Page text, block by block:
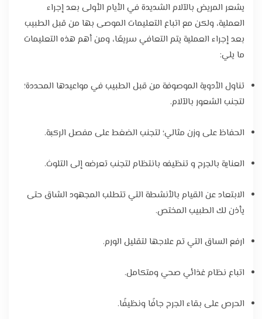
يشعر المريض بالآلام الشديدة في الأيام الأولى بعد إجراء
العملية، ولكن مع اتباع التعليمات الموصى بها من قبل الطبيب
بعد إجراء العملية يتم التعافي سريعًا، ومن أهم هذه التعليمات
ما يلي:
تناول الأدوية الموصوفة من قبل الطبيب في مواعيدها المحددة؛
لتجنب الشعور بالآلام.
الحفاظ على وزن مثالي؛ لتجنب الضغط على مفصل الركبة.
العناية بالجرح و تنظيفه بانتظام لتجنب تعرضه إلى التلوث.
الابتعاد عن القيام بالأنشطة التي تتطلب المجهود الشاق حتى
يأذن لك الطبيب المختص.
ارفع الساق التي تم علاجها لتقليل الورم.
اتباع نظام غذائي صحي ومتكامل.
الحرص على بقاء الجرح جافًا ونظيفًا.